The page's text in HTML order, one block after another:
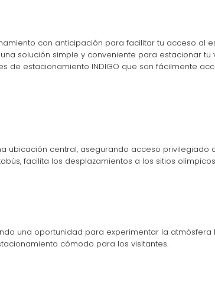
con anticipación para facilitar tu acceso al
solución simple y conveniente para estacionar tu
de estacionamiento INDIGO que son fácilmente
ubicación central, asegurando acceso privilegiado
facilita los desplazamientos a los sitios
una oportunidad para experimentar la atmósfera
cómodo para los visitantes.